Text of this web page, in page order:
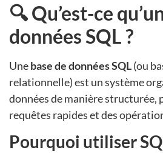
🔍 Qu’est-ce
données SQL ?
Unebase de données SQL(ou
relationnelle) est un système
données de manière structurée,
requêtes rapides et des
Pourquoi utiliser